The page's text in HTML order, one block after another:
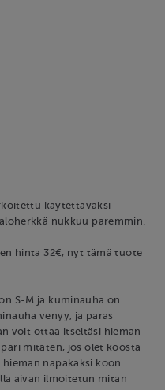
käytettäväksi
nukkuu paremmin.
hinta 32€, nyt tämä tuote
S-M ja kuminauha on
venyy, ja paras
voit ottaa itseltäsi hieman
mitaten, jos olet koosta
napakaksi koon
aivan ilmoitetun mitan